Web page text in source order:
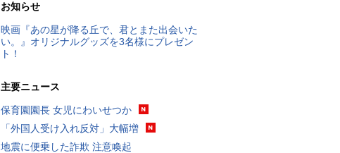
お知らせ
映画『あの星が降る丘で、君とまた出会いた
い。』オリジナルグッズを3名様にプレゼン
ト！
主要ニュース
保育園園長 女児にわいせつか
「外国人受け入れ反対」大幅増
地震に便乗した詐欺 注意喚起